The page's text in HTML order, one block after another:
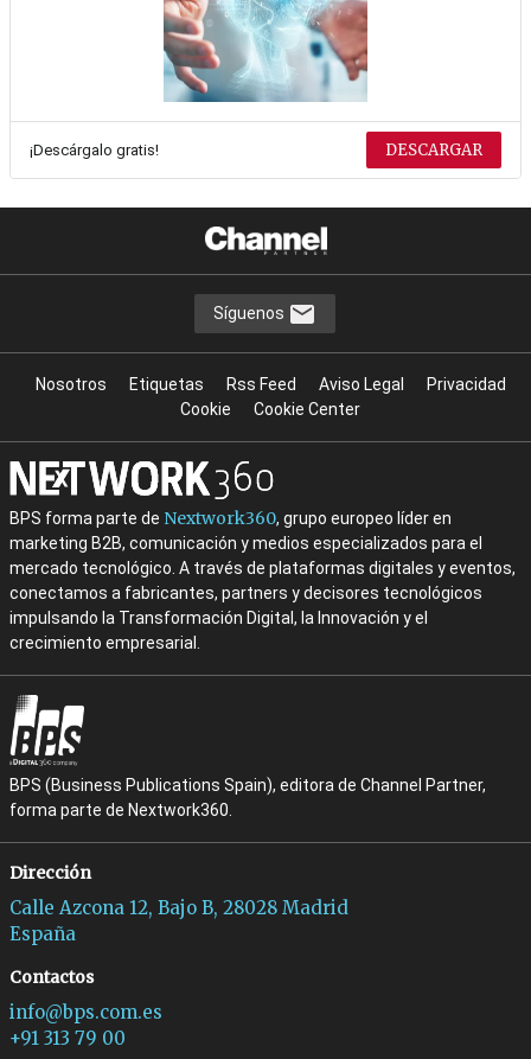
¡Descárgalo gratis! DESCARGAR
Síguenos
Nosotros Etiquetas Rss Feed Aviso Legal
Privacidad
Cookie
Cookie Center
BPS forma parte de Nextwork360, grupo europeo líder en
marketing B2B, comunicación y medios especializados para el
mercado tecnológico. A través de plataformas digitales y eventos,
conectamos a fabricantes, partners y decisores tecnológicos
impulsando la Transformación Digital, la Innovación y el
crecimiento empresarial.
BPS (Business Publications Spain), editora de Channel Partner,
forma parte de Nextwork360.
Dirección
Calle Azcona 12, Bajo B, 28028 Madrid
España
Contactos
info@bps.com.es
+91 313 79 00